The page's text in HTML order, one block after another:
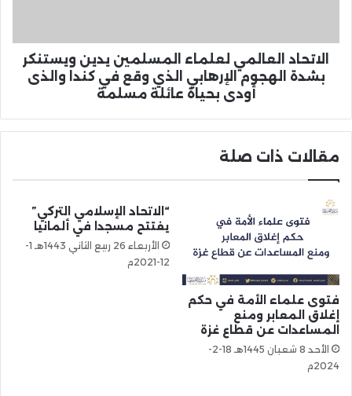
الاتحاد العالمي لعلماء المسلمين يدين ويستنكر
بشدة الهجوم الإرهابي الذي وقع في كندا والذى
أودى بحياة عائلة مسلمة
مقالات ذات صلة
فتوى علماء الأمة في حكم
إغلاق المعابر ومنع
المساعدات عن قطاع غزة
الأحد 8 شعبان 1445هـ 18-2-
2024م
“الاتحاد الإسلامي التركي”
يفتتح مسجدا في ألمانيا
الأربعاء 26 ربيع الثاني 1443هـ 1-
12-2021م